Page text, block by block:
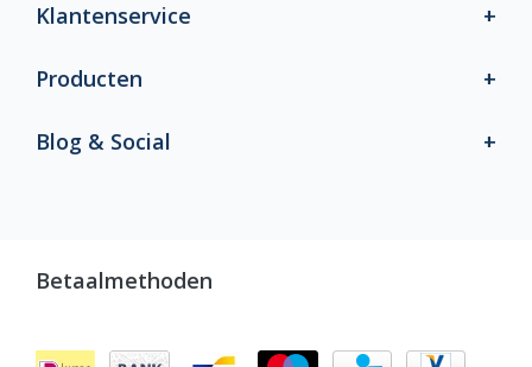
Klantenservice
Producten
Blog & Social
Betaalmethoden